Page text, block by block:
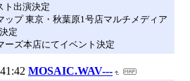
ト出演決定
ップ 東京・秋葉原1号店マルチメディア
定
ーズ本店にてイベント決定
MOSAIC.WAV---